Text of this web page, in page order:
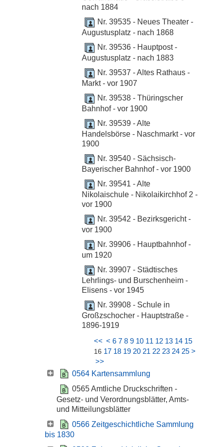
nach 1884
Nr. 39535 - Neues Theater -
Augustusplatz - nach 1868
Nr. 39536 - Hauptpost -
Augustusplatz - nach 1883
Nr. 39537 - Altes Rathaus -
Markt - vor 1907
Nr. 39538 - Thüringscher
Bahnhof - vor 1900
Nr. 39539 - Alte
Handelsbörse - Naschmarkt - vor
1900
Nr. 39540 - Sächsisch-
Bayerischer Bahnhof - vor 1900
Nr. 39541 - Alte
Nikolaischule - Nikolaikirchhof 2 -
vor 1900
Nr. 39542 - Bezirksgericht -
vor 1900
Nr. 39906 - Hauptbahnhof -
um 1920
Nr. 39907 - Städtisches
Lehrlings- und Burschenheim -
Elisens - vor 1945
Nr. 39908 - Schule in
Großzschocher - Hauptstraße -
1896-1919
<< < 6 7 8 9 10 11 12 13 14 15
16 17 18 19 20 21 22 23 24 25 >
>>
0564 Kartensammlung
0565 Amtliche Druckschriften -
Gesetz- und Verordnungsblätter, Amts-
und Mitteilungsblätter
0566 Zeitgeschichtliche Sammlung
bis 1830